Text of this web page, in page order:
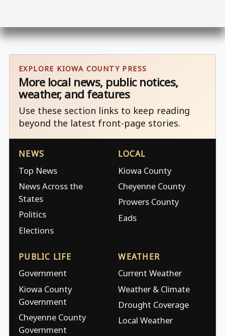
EXPLORE KIOWA COUNTY PRESS
More local news, public notices,
weather, and features
Use these section links to keep reading
beyond the latest front-page stories.
NEWS
Top News
News Across the
States
Politics
Elections
LOCAL
Kiowa County
Cheyenne County
Prowers County
Eads
PUBLIC LIFE
Government
Kiowa County
Government
Cheyenne County
Government
WEATHER
Current Weather
Weather & Climate
Drought Coverage
Local Weather